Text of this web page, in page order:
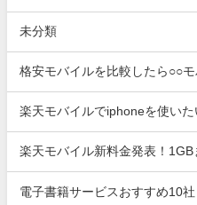
未分類
格安モバイルを比較したら○○
楽天モバイルでiphoneを使い
楽天モバイル新料金発表！1GB
電子書籍サービスおすすめ10